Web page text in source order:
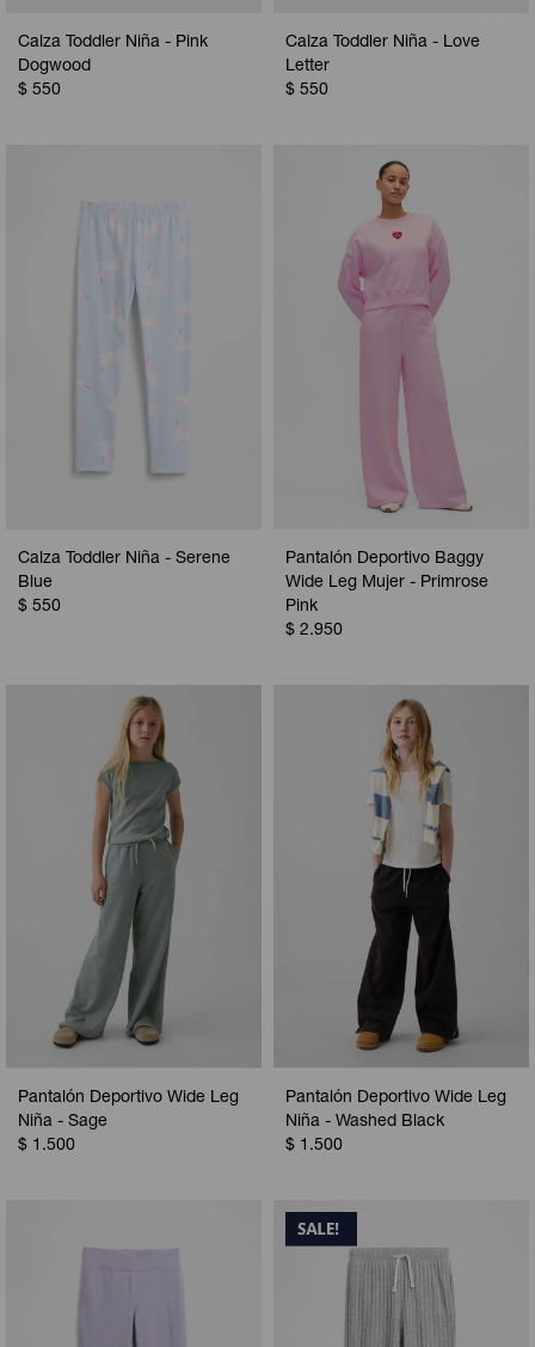
Calza Toddler Niña - Pink
Dogwood
$ 550
Calza Toddler Niña - Love
Letter
$ 550
Calza Toddler Niña - Serene
Blue
$ 550
Pantalón Deportivo Baggy
Wide Leg Mujer - Primrose
Pink
$ 2.950
Pantalón Deportivo Wide Leg
Niña - Sage
$ 1.500
Pantalón Deportivo Wide Leg
Niña - Washed Black
$ 1.500